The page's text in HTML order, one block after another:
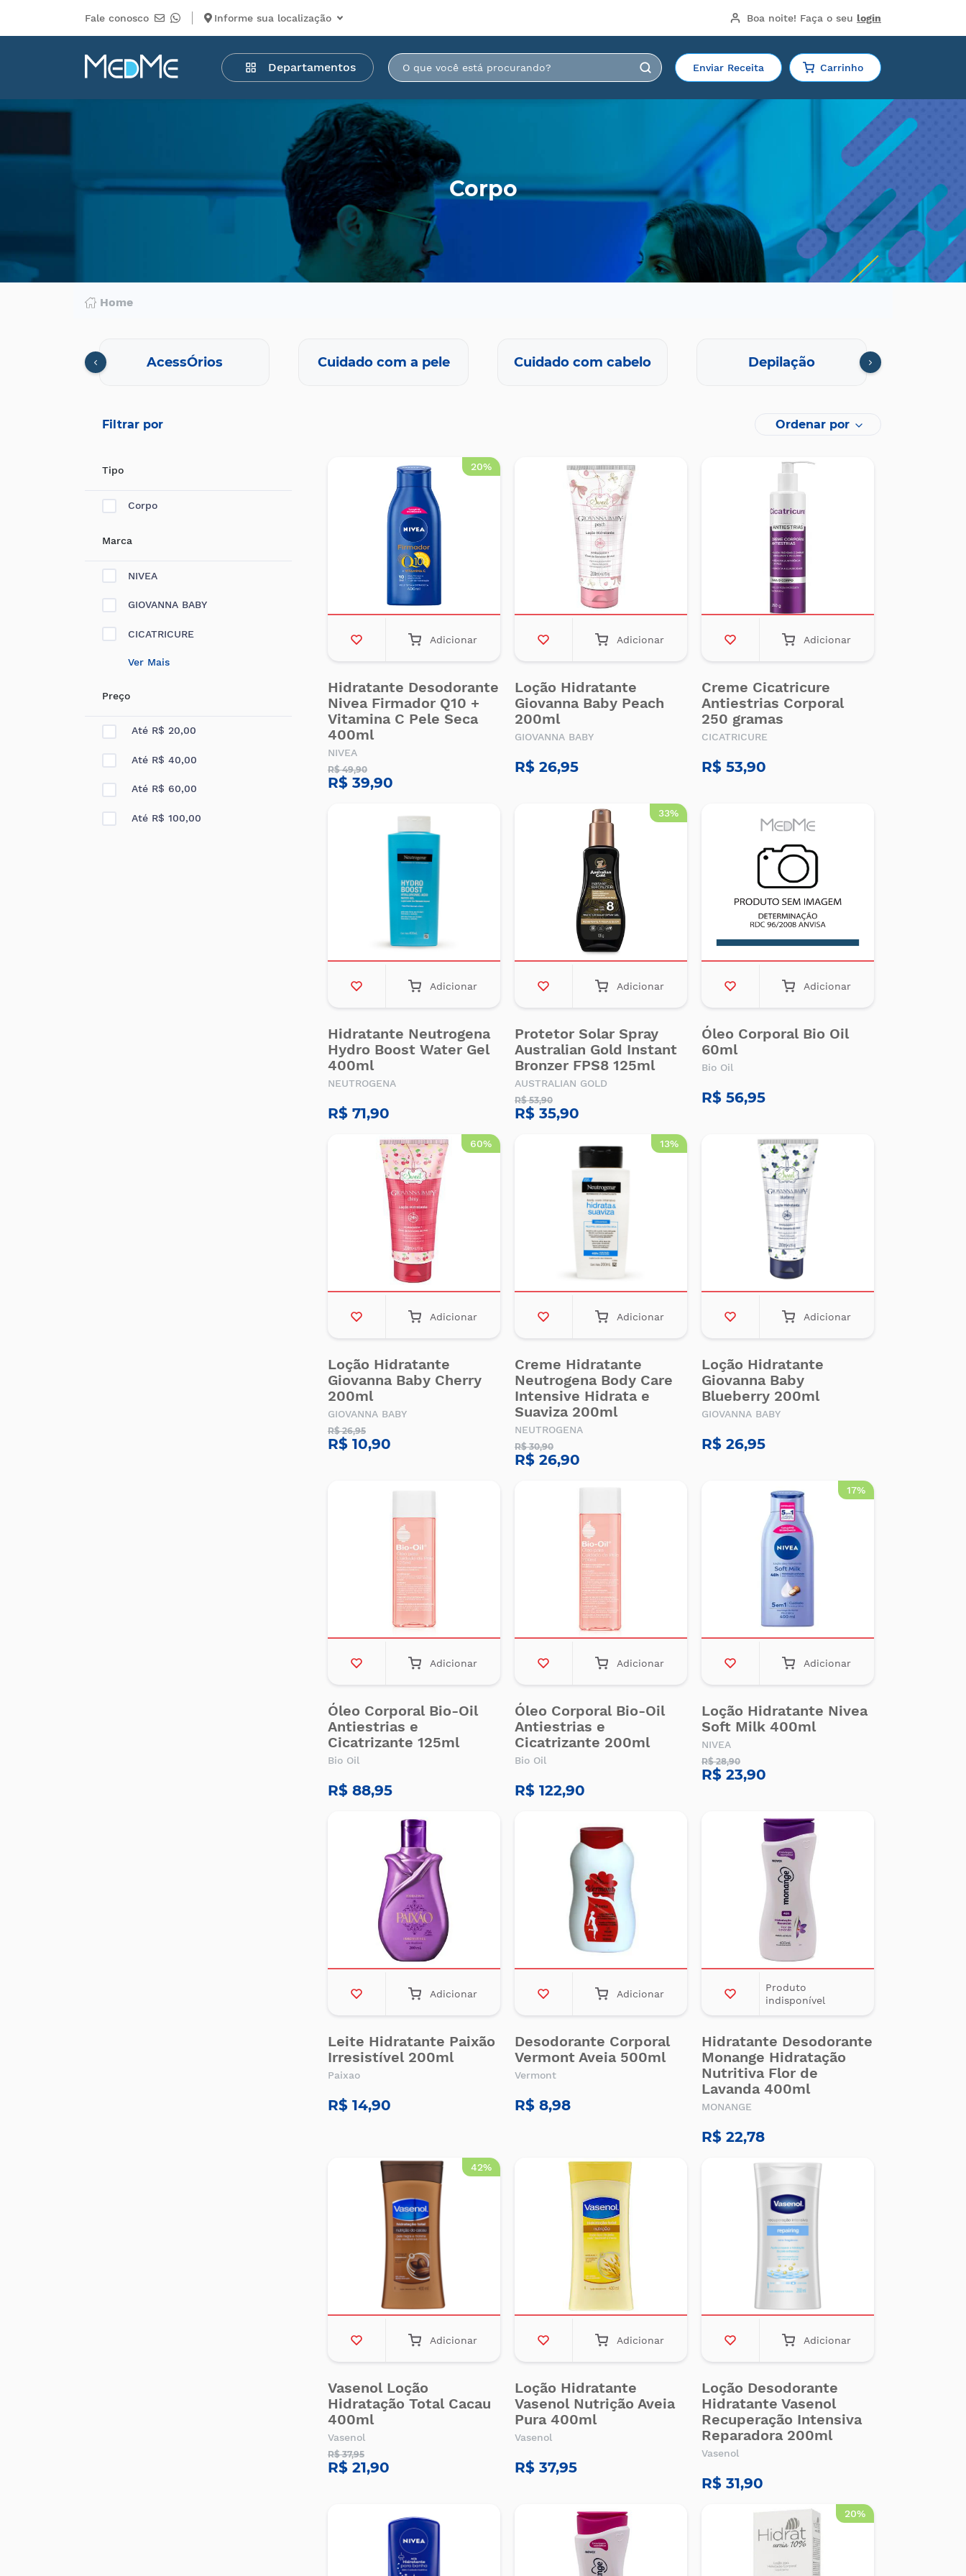
Fale conosco Informe sua localização Boa noite! Faça o seu login
Departamentos Enviar Receita Carrinho
Departamentos
Medicamentos
Higiene
pessoal
Mercearia
Serviços
Corpo
Home
AcessÓrios Cuidado com a pele Cuidado com cabelo Depilação
Filtrar por Ordenar por
Tipo
Corpo
Marca
NIVEA
GIOVANNA BABY
CICATRICURE
Ver Mais
Preço
Até R$ 20,00
Até R$ 40,00
Até R$ 60,00
Até R$ 100,00
20%
Adicionar
Hidratante Desodorante
Nivea Firmador Q10 +
Vitamina C Pele Seca
400ml
NIVEA
R$ 49,90
R$ 39,90
Adicionar
Loção Hidratante
Giovanna Baby Peach
200ml
GIOVANNA BABY
R$ 26,95
Adicionar
Creme Cicatricure
Antiestrias Corporal
250 gramas
CICATRICURE
R$ 53,90
Adicionar
Hidratante Neutrogena
Hydro Boost Water Gel
400ml
NEUTROGENA
R$ 71,90
33%
Adicionar
Protetor Solar Spray
Australian Gold Instant
Bronzer FPS8 125ml
AUSTRALIAN GOLD
R$ 53,90
R$ 35,90
Adicionar
Óleo Corporal Bio Oil
60ml
Bio Oil
R$ 56,95
60%
Adicionar
Loção Hidratante
Giovanna Baby Cherry
200ml
GIOVANNA BABY
R$ 26,95
R$ 10,90
13%
Adicionar
Creme Hidratante
Neutrogena Body Care
Intensive Hidrata e
Suaviza 200ml
NEUTROGENA
R$ 30,90
R$ 26,90
Adicionar
Loção Hidratante
Giovanna Baby
Blueberry 200ml
GIOVANNA BABY
R$ 26,95
Adicionar
Óleo Corporal Bio-Oil
Antiestrias e
Cicatrizante 125ml
Bio Oil
R$ 88,95
Adicionar
Óleo Corporal Bio-Oil
Antiestrias e
Cicatrizante 200ml
Bio Oil
R$ 122,90
17%
Adicionar
Loção Hidratante Nivea
Soft Milk 400ml
NIVEA
R$ 28,90
R$ 23,90
Adicionar
Leite Hidratante Paixão
Irresistível 200ml
Paixao
R$ 14,90
Adicionar
Desodorante Corporal
Vermont Aveia 500ml
Vermont
R$ 8,98
Produto
indisponível
Hidratante Desodorante
Monange Hidratação
Nutritiva Flor de
Lavanda 400ml
MONANGE
R$ 22,78
42%
Adicionar
Vasenol Loção
Hidratação Total Cacau
400ml
Vasenol
R$ 37,95
R$ 21,90
Adicionar
Loção Hidratante
Vasenol Nutrição Aveia
Pura 400ml
Vasenol
R$ 37,95
Adicionar
Loção Desodorante
Hidratante Vasenol
Recuperação Intensiva
Reparadora 200ml
Vasenol
R$ 31,90
20%